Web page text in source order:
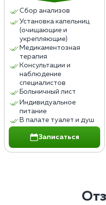
Сбор анализов
Установка капельниц
(очищающие и
укрепляющие)
Медикаментозная
терапия
Консультации и
наблюдение
специалистов
Больничный лист
Индивидуальное
питание
В палате туалет и душ
Записаться